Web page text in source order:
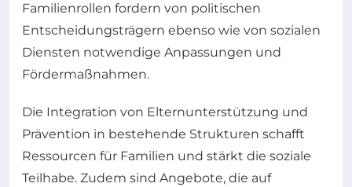
Familienrollen fordern von politischen
Entscheidungsträgern ebenso wie von sozialen
Diensten notwendige Anpassungen und
Fördermaßnahmen.
Die Integration von Elternunterstützung und
Prävention in bestehende Strukturen schafft
Ressourcen für Familien und stärkt die soziale
Teilhabe. Zudem sind Angebote, die auf